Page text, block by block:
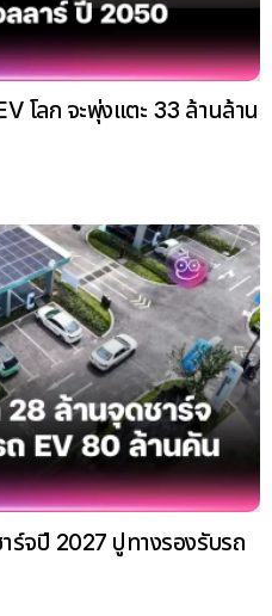
โลก จะพุ่งแตะ 33 ล้านล้าน
ร์จปี 2027 ปูทางรองรับรถ